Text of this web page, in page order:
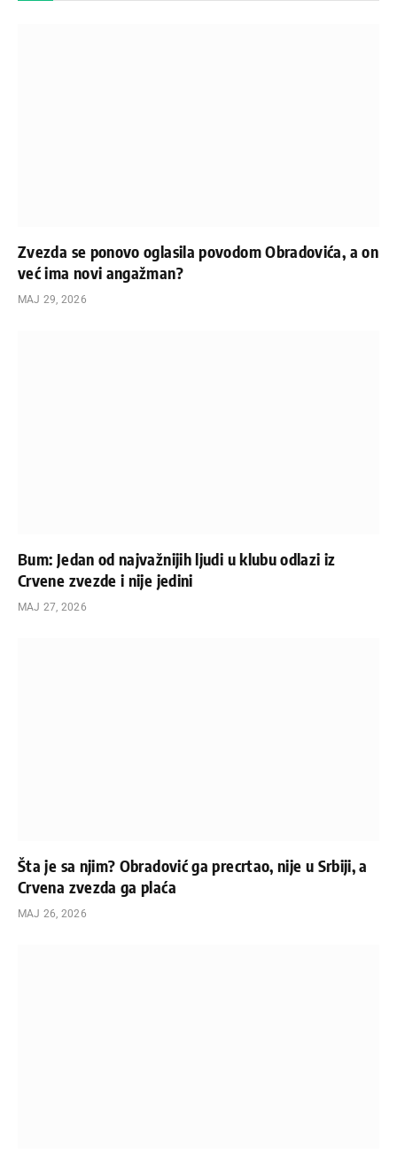
Zvezda se ponovo oglasila povodom Obradovića, a on
već ima novi angažman?
МАЈ 29, 2026
Bum: Jedan od najvažnijih ljudi u klubu odlazi iz
Crvene zvezde i nije jedini
МАЈ 27, 2026
Šta je sa njim? Obradović ga precrtao, nije u Srbiji, a
Crvena zvezda ga plaća
МАЈ 26, 2026